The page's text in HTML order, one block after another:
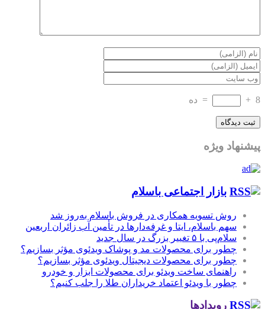
8
+
= ده
پیشنهاد ویژه
بازار اجتماعی باسلام
روش تسویه همکاری در فروش باسلام به‌روز شد
سهم باسلام، ایتا و غرفه‌دارها در تأمین آب زائران اربعین
سلام‌پی با ۵ تغییر بزرگ در سال جدید
چطور برای محصولات مد و پوشاک ویدئوی مؤثر بسازیم؟
چطور برای محصولات دیجیتال ویدئوی مؤثر بسازیم؟
راهنمای ساخت ویدئو برای محصولات ابزار و خودرو
چطور با ویدئو اعتماد خریداران طلا را جلب کنیم؟
رویدادها